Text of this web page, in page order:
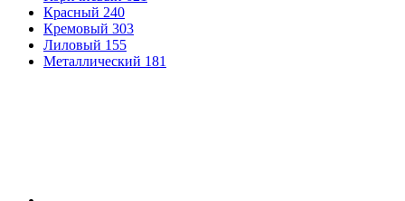
Красный 240
Кремовый 303
Лиловый 155
Металлический 181